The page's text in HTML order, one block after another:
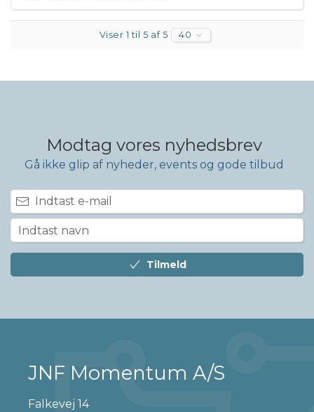
Viser 1 til 5 af 5 40
Modtag vores nyhedsbrev
Gå ikke glip af nyheder, events og gode tilbud
Tilmeld
JNF Momentum A/S
Falkevej 14